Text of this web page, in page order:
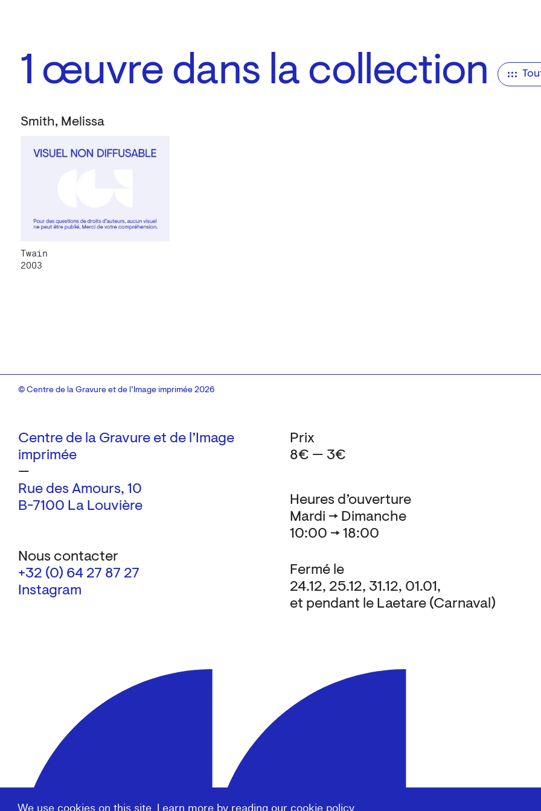
1 œuvre dans la collection
Smith, Melissa
Twain
2003
Centre de la Gravure et de l’Image
imprimée
—
Rue des Amours, 10
B-7100 La Louvière
Nous contacter
+32 (0) 64 27 87 27
Instagram
Heures d’ouverture
Mardi → Dimanche
10:00 → 18:00
Fermé le
24.12, 25.12, 31.12, 01.01,
et pendant le Laetare (Carnaval)
Prix
8€ — 3€
© Centre de la Gravure et de l’Image imprimée 2026